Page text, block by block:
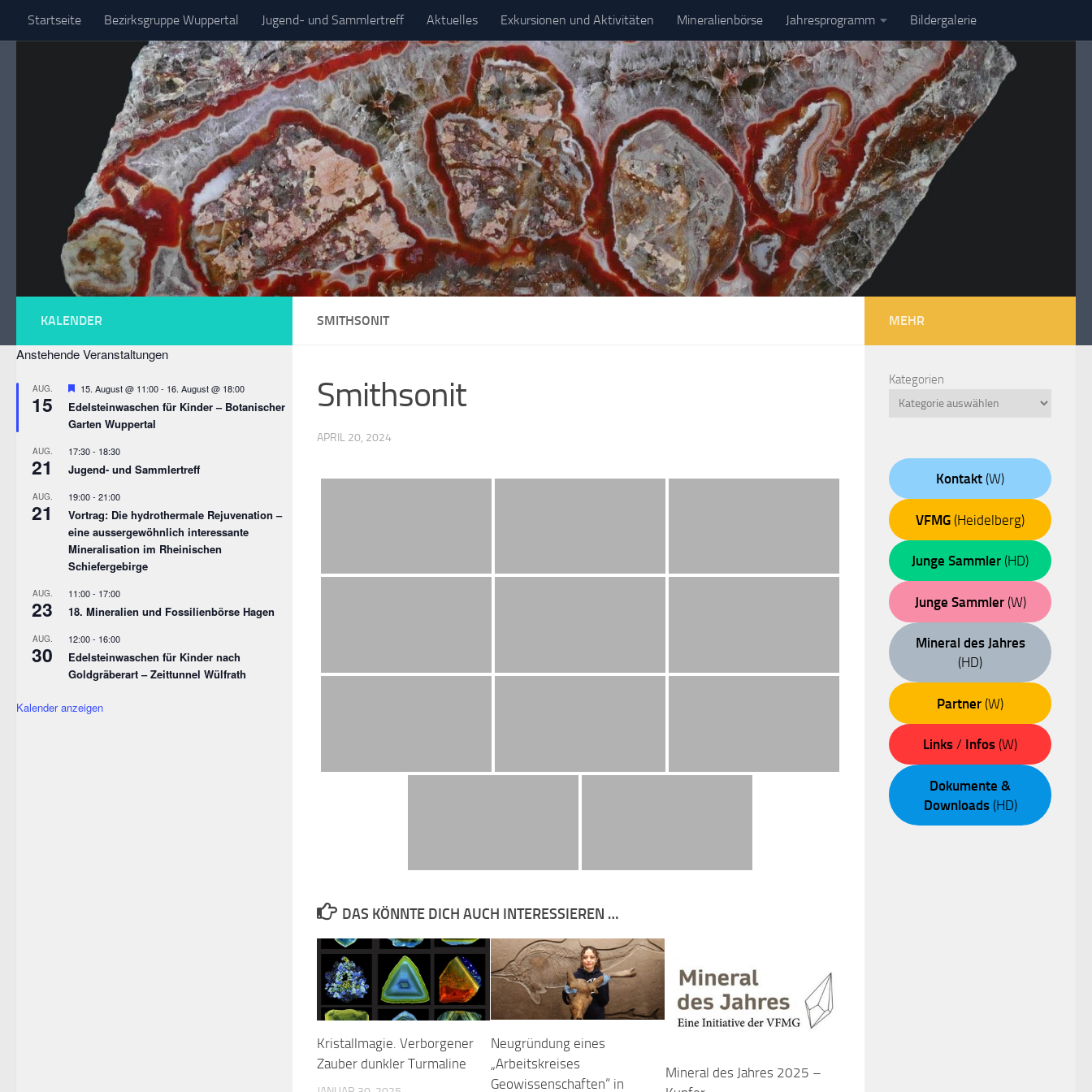
Zum Inhalt springen
Startseite Bezirksgruppe Wuppertal Jugend- und Sammlertreff Aktuelles Exkursionen und Aktivitäten Mineralienbörse Jahresprogramm Bildergalerie
Spezielle Sammelgebiete
SMITHSONIT
Smithsonit
APRIL 20, 2024
DAS KÖNNTE DICH AUCH INTERESSIEREN …
Kristallmagie. Verborgener
Zauber dunkler Turmaline
Neugründung eines
„Arbeitskreises
Geowissenschaften“ in
Mineral des Jahres 2025 –
KALENDER
Anstehende Veranstaltungen
AUG.
15
Empfohlen
15. August @ 11:00- 16. August @ 18:00
Edelsteinwaschen für Kinder – Botanischer
Garten Wuppertal
AUG.
21
17:30- 18:30
Jugend- und Sammlertreff
AUG.
21
19:00- 21:00
Vortrag: Die hydrothermale Rejuvenation –
eine aussergewöhnlich interessante
Mineralisation im Rheinischen
Schiefergebirge
AUG.
23
11:00- 17:00
18. Mineralien und Fossilienbörse Hagen
AUG.
30
12:00- 16:00
Edelsteinwaschen für Kinder nach
Goldgräberart – Zeittunnel Wülfrath
Kalender anzeigen
MEHR
Kategorien
Kontakt (W)
VFMG (Heidelberg)
Junge Sammler (HD)
Junge Sammler(W)
Mineral des Jahres
(HD)
Partner (W)
Links / Infos (W)
Dokumente &
Downloads(HD)